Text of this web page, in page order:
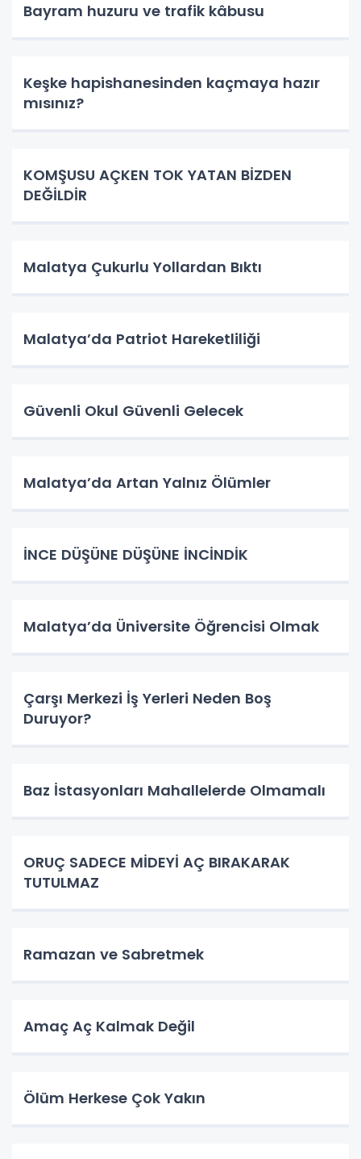
Bayram huzuru ve trafik kâbusu
Keşke hapishanesinden kaçmaya hazır
mısınız?
KOMŞUSU AÇKEN TOK YATAN BİZDEN
DEĞİLDİR
Malatya Çukurlu Yollardan Bıktı
Malatya’da Patriot Hareketliliği
Güvenli Okul Güvenli Gelecek
Malatya’da Artan Yalnız Ölümler
İNCE DÜŞÜNE DÜŞÜNE İNCİNDİK
Malatya’da Üniversite Öğrencisi Olmak
Çarşı Merkezi İş Yerleri Neden Boş
Duruyor?
Baz İstasyonları Mahallelerde Olmamalı
ORUÇ SADECE MİDEYİ AÇ BIRAKARAK
TUTULMAZ
Ramazan ve Sabretmek
Amaç Aç Kalmak Değil
Ölüm Herkese Çok Yakın